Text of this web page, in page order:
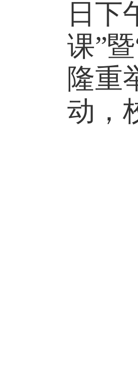
日下
课”
隆重
动，